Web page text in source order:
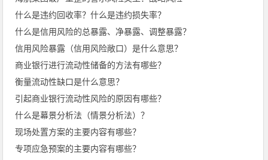
什么是违约回收率？什么是违约损失率？
什么是信用风险的总暴露、净暴露、调整暴露？
信用风险暴露（信用风险敞口）是什么意思？
商业银行进行流动性储备的方法有哪些？
衡量流动性缺口是什么意思？
引起商业银行流动性风险的原因有哪些？
什么是幕景分析法（情景分析法）？
现场处置方案的主要内容有哪些？
专项应急预案的主要内容有哪些？